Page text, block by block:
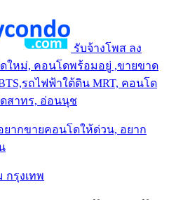
รับจ้างโพส ลง
ใหม่, คอนโดพร้อมอยู่ ,ขายขาด
รถไฟฟ้าใต้ดิน MRT, คอนโด
สาทร, อ่อนนุช
ากขายคอนโดให้ด่วน, อยาก
กรุงเทพ